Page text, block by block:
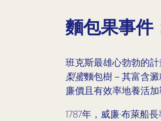
麵包果事件
班克斯最雄心勃勃的
梨蜜麵包樹－其富含
廉價且有效率地養活加
1787年，威廉·布萊船